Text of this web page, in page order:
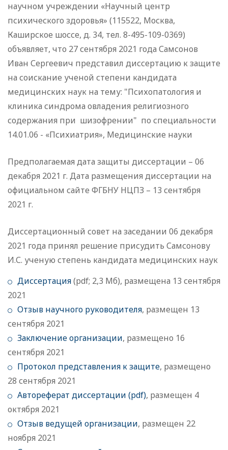
научном учреждении «Научный центр
психического здоровья» (115522, Москва,
Каширское шоссе, д. 34, тел. 8-495-109-0369)
объявляет, что 27 сентября 2021 года Самсонов
Иван Сергеевич представил диссертацию к защите
на соискание ученой степени кандидата
медицинских наук на тему: "Психопатология и
клиника синдрома овладения религиозного
содержания при шизофрении" по специальности
14.01.06 - «Психиатрия», Медицинские науки
Предполагаемая дата защиты диссертации – 06
декабря 2021 г. Дата размещения диссертации на
официальном сайте ФГБНУ НЦПЗ – 13 сентября
2021 г.
Диссертационный совет на заседании 06 декабря
2021 года принял решение присудить Самсонову
И.С. ученую степень кандидата медицинских наук
Диссертация(pdf; 2,3 Мб), размещена 13 сентября
2021
Отзыв научного руководителя, размещен 13
сентября 2021
Заключение организации, размещено 16
сентября 2021
Протокол представления к защите, размещено
28 сентября 2021
Автореферат диссертации (pdf), размещен 4
октября 2021
Отзыв ведущей организации, размещен 22
ноября 2021